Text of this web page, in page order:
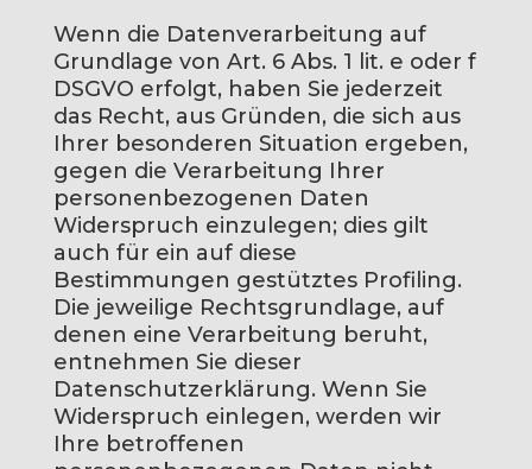
Wenn die Datenverarbeitung auf
Grundlage von Art. 6 Abs. 1 lit. e oder f
DSGVO erfolgt, haben Sie jederzeit
das Recht, aus Gründen, die sich aus
Ihrer besonderen Situation ergeben,
gegen die Verarbeitung Ihrer
personenbezogenen Daten
Widerspruch einzulegen; dies gilt
auch für ein auf diese
Bestimmungen gestütztes Profiling.
Die jeweilige Rechtsgrundlage, auf
denen eine Verarbeitung beruht,
entnehmen Sie dieser
Datenschutzerklärung. Wenn Sie
Widerspruch einlegen, werden wir
Ihre betroffenen